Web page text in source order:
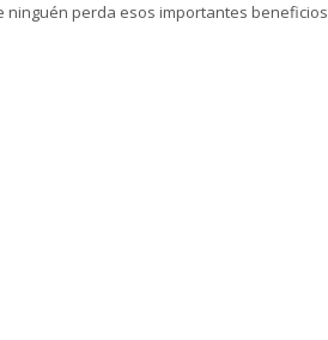
perda esos importantes beneficios